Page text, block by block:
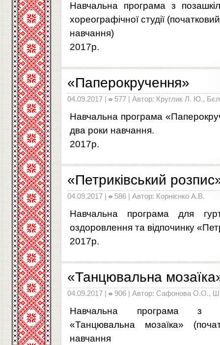
Навчальна програма з
хореографічної студії
навчання)
2017р.
«Паперокручення»
04.09.2017 | 577 | Автор: Круглик Л. Ю.,
Навчальна програма
два роки навчання.
2017р.
«Петриківський
04.09.2017 | 586 | Автор: Корнієнко А.В.
Навчальна програма для
оздоровлення та відпочинку
2017р.
«Танцювальна
04.09.2017 | 906 | Автор: Сафонова О.О.,
Навчальна програма з
«Танцювальна мозаїка»
навчання